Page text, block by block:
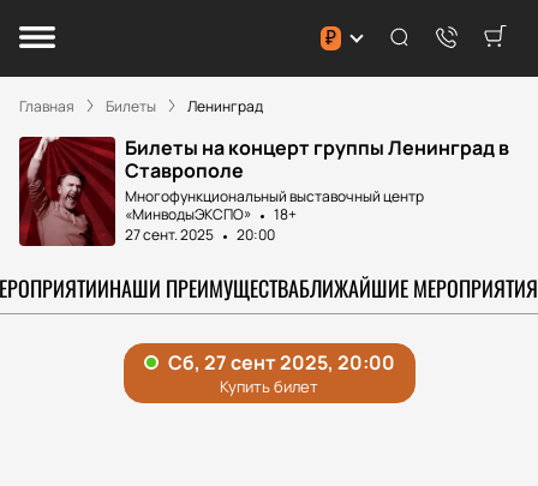
₽
Главная Билеты Ленинград
Билеты на концерт группы Ленинград в
Ставрополе
Многофункциональный выставочный центр
«МинводыЭКСПО»
18+
27 сент. 2025
20:00
НАШИ ПРЕИМУЩЕСТВАБЛИЖАЙШИЕ МЕРОПРИЯТИЯ